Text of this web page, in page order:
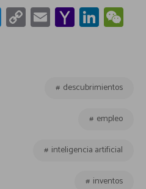
T
wi
C
o
E
m
Y
a
o
M
Li
nk
dI
n
descubrimientos
empleo
inteligencia artificial
inventos